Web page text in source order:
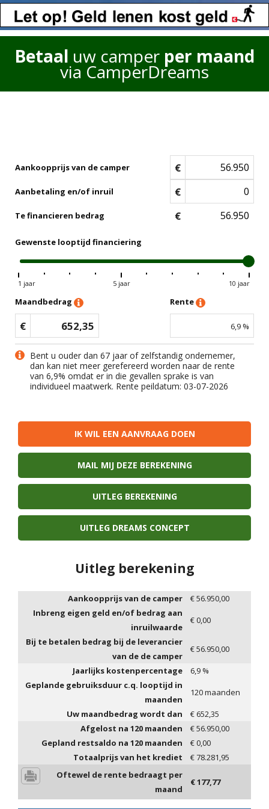
Betaal uw camper per maand
via CamperDreams
Aankoopprijs van de camper €
Aanbetaling en/of inruil €
Te financieren bedrag €
Gewenste looptijd financiering
1 jaar 5 jaar 10 jaar
Maandbedrag
€ 652,35
Rente
6,9 %
Bent u ouder dan 67 jaar of zelfstandig ondernemer,
dan kan niet meer gerefereerd worden naar de rente
van 6,9% omdat er in die gevallen sprake is van
individueel maatwerk. Rente peildatum: 03-07-2026
IK WIL EEN AANVRAAG DOEN
MAIL MIJ DEZE BEREKENING
UITLEG BEREKENING
UITLEG DREAMS CONCEPT
Uitleg berekening
Aankoopprijs van de camper €56.950,00
Inbreng eigen geld en/of bedrag aan
inruilwaarde
€0,00
Bij te betalen bedrag bij de leverancier
van de de camper
€56.950,00
Jaarlijks kostenpercentage
6,9 %
Geplande gebruiksduur c.q. looptijd in
maanden
120maanden
Uw maandbedrag wordt dan
€ 652,35
Afgelost na 120 maanden €56.950,00
Gepland restsaldo na 120 maanden €0,00
Totaalprijs van het krediet
€78.281,95
Oftewel de rente bedraagt per
maand
€177,77